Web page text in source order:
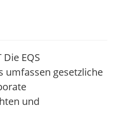
Die EQS
umfassen gesetzliche
und